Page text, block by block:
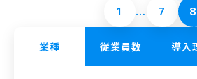
1 … 7 8
業種 従業員数 導入